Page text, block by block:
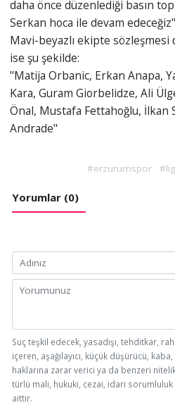
daha önce düzenlediği basın
Serkan hoca ile devam
Mavi-beyazlı ekipte
ise şu şekilde:
"Matija Orbanic, Erkan Anapa,
Kara, Guram Giorbelidze, Ali
Önal, Mustafa Fettahoğlu, İlkan
Andrade"
#erzurumspor #lig
Yorumlar (0)
Suç teşkil edecek, yasadışı, tehditkar,
içeren, aşağılayıcı, küçük düşürücü,
haklarına zarar verici ya da benzeri
türlü mali, hukuki, cezai, idari sorumluluk
aittir.